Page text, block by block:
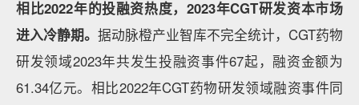
核药赛道投融资增势最猛，相比2022年投融资金额上
涨约2倍。从之前的小众赛道到成为大药企必争之地，
2023年核药市场持续升温。
Lutathera和Pluvicto两款产品的商业化成功，点燃了全